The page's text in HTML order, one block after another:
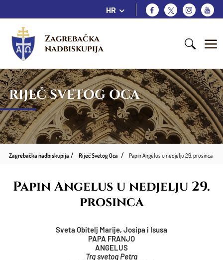
HR
Zagrebačka
nadbiskupija
RIJEČ SVETOG OCA
Zagrebačka nadbiskupija Riječ Svetog Oca Papin Angelus u nedjelju 29. prosinca
Papin Angelus u nedjelju 29.
prosinca
Sveta Obitelj Marije, Josipa i Isusa
PAPA FRANJO
ANGELUS
Trg svetog Petra